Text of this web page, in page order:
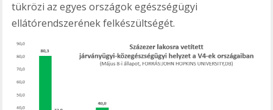
tükrözi az egyes országok egészségügyi
ellátórendszerének felkészültségét.